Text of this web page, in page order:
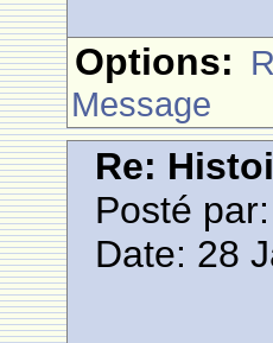
Options:
Message
Re:
Posté par:
Date: 28